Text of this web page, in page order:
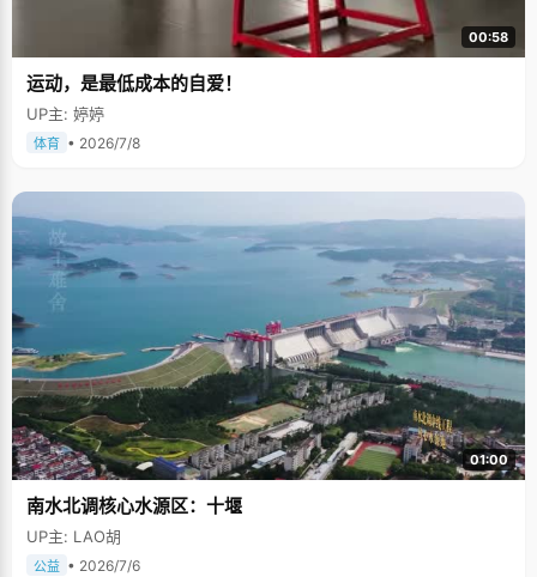
00:58
运动，是最低成本的自爱！
UP主: 婷婷
体育 • 2026/7/8
01:00
南水北调核心水源区：十堰
UP主: LAO胡
公益 • 2026/7/6